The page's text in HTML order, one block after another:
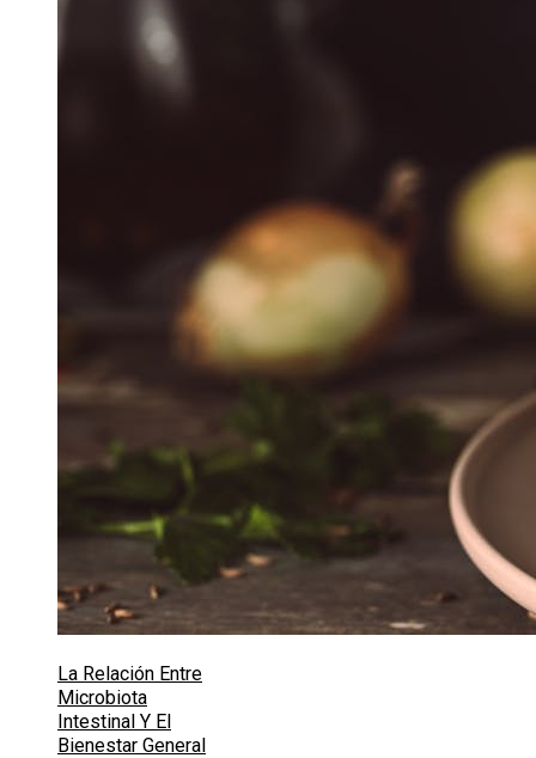
La Relación Entre
Microbiota
Intestinal Y El
Bienestar General